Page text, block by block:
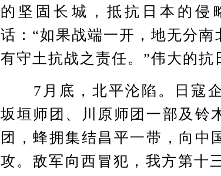
的坚固长城，抵抗日本的侵
话：“如果战端一开，地无分
有守土抗战之责任。”伟大的抗
7月底，北平沦陷。日寇企
坂垣师团、川原师团一部及铃
团，蜂拥集结昌平一带，向中
攻。敌军向西冒犯，我方第十